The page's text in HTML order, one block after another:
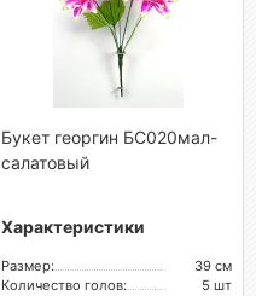
Букет георгин БС020мал-
салатовый
Характеристики
Размер:
39 см
Количество голов:
5 шт